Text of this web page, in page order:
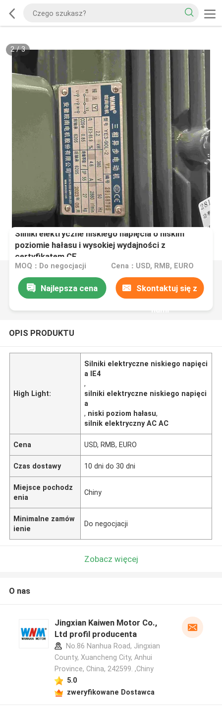
2/3
Silniki elektryczne niskiego napięcia o niskim
poziomie hałasu i wysokiej wydajności z
certyfikatem CE
MOQ：Do negocjacji Cena：USD, RMB, EURO
Najlepsza cena Skontaktuj się z
nami
OPIS PRODUKTU
High Light:
Silniki elektryczne niskiego napięci
a IE4
,
silniki elektryczne niskiego napięci
a
, niski poziom hałasu,
silnik elektryczny AC AC
Cena USD, RMB, EURO
Czas dostawy 10 dni do 30 dni
Miejsce pochodz
enia
Chiny
Minimalne zamów
ienie
Do negocjacji
Zobacz więcej
O nas
Jingxian Kaiwen Motor Co.,
Ltd profil producenta
No.86 Nanhua Road, Jingxian
County, Xuancheng City, Anhui
Province, China, 242599. ,Chiny
5.0
zweryfikowane Dostawca